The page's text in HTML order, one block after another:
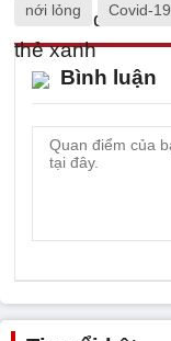
nới lỏng Covid-19
Bình luận